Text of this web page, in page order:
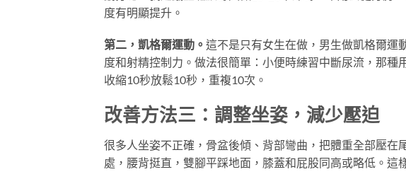
度有明顯提升。
第二，凱格爾運動。 這不是只有女生在做，男生做凱格爾運
度和射精控制力。做法很簡單：小便時練習中斷尿流，那種
收縮10秒放鬆10秒，重複10次。
改善方法三：調整坐姿，減少壓迫
很多人坐姿不正確，骨盆後傾、背部彎曲，把體重全部壓
處，腰背挺直，雙腳平踩地面，膝蓋和屁股同高或略低。這